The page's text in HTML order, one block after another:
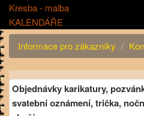
Kresba - malba
KALENDÁŘE
Informace pro zákazníky
Objednávky karikatury,
svatební oznámení, trička,